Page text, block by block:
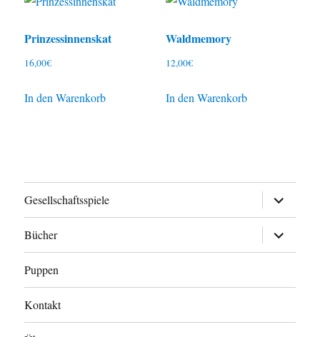
Prinzessinnenskat
16,00€
In den Warenkorb
Waldmemory
12,00€
In den Warenkorb
Gesellschaftsspiele anzeigen
Bücher anzeigen
Puppen
Kontakt